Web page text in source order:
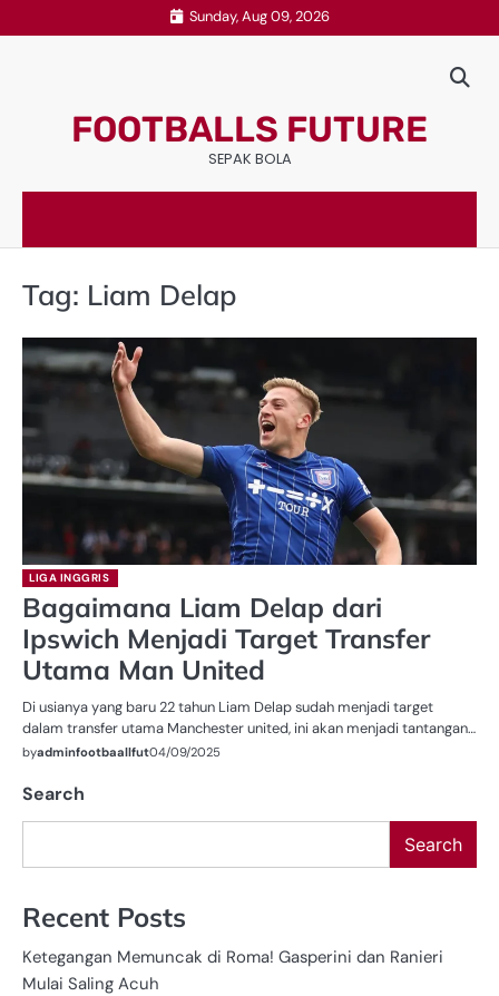
to
Sunday, Aug 09, 2026
FOOTBALLS FUTURE
SEPAK BOLA
Tag: Liam Delap
LIGA INGGRIS
Bagaimana Liam Delap dari
Ipswich Menjadi Target Transfer
Utama Man United
Di usianya yang baru 22 tahun Liam Delap sudah menjadi target
dalam transfer utama Manchester united, ini akan menjadi tantangan…
byadminfootbaallfut04/09/2025
Search
Search
Recent Posts
Ketegangan Memuncak di Roma! Gasperini dan Ranieri
Mulai Saling Acuh